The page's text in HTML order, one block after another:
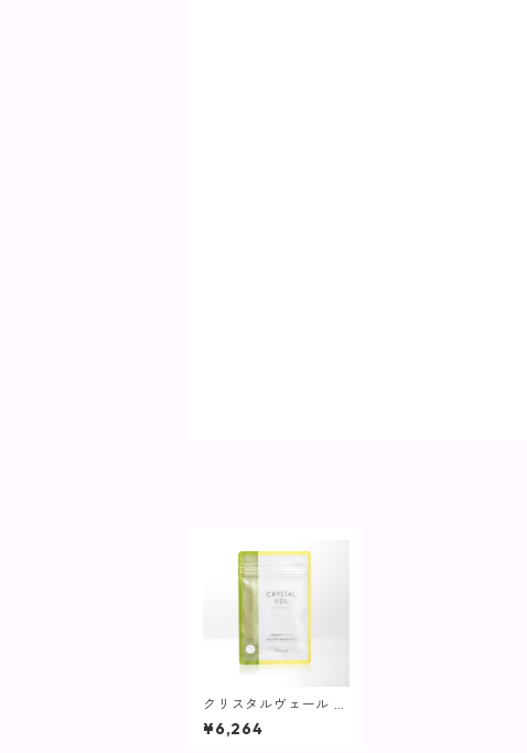
クリスタルヴェール /
120粒【インナーケ
ア】
¥6,264